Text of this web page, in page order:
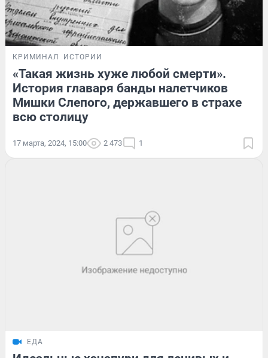
КРИМИНАЛ ИСТОРИИ
«Такая жизнь хуже любой смерти».
История главаря банды налетчиков
Мишки Слепого, державшего в страхе
всю столицу
17 марта, 2024, 15:00 2 473 1
ЕДА